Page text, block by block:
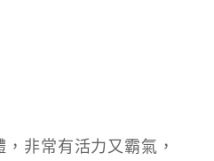
非常有活力又霸氣，